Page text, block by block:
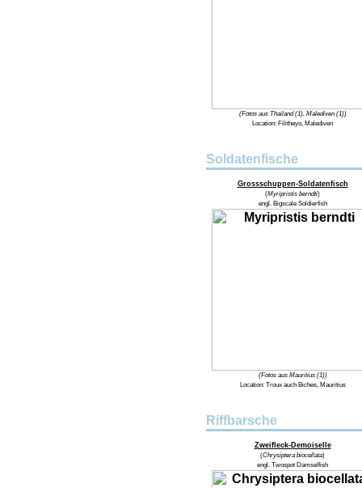
(Fotos aus Thailand (1), Malediven (1))
Location: Filitheyo, Malediven
Soldatenfische
Grossschuppen-Soldatenfisch
(Myripristis berndti)
engl. Bigscale Soldierfish
(Fotos aus Mauritius (1))
Location: Troux auch Biches, Mauritius
Riffbarsche
Zweifleck-Demoiselle
(Chrysiptera biocellata)
engl. Twospot Damselfish